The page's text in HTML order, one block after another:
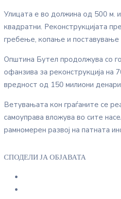
Улицата е во должина од 500 м.
квадратни. Реконструкцијата
гребење, копање и поставување
Општина Бутел продолжува со
офанзива за реконструкција на
вредност од 150 милиони
Ветувањата кон граѓаните се
самоуправа вложува во сите
рамномерен развој на патната
СПОДЕЛИ ЈА ОБЈАВАТА